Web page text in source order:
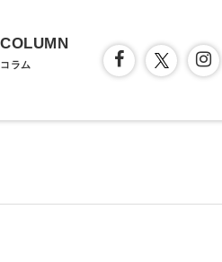
COLUMN
コラム